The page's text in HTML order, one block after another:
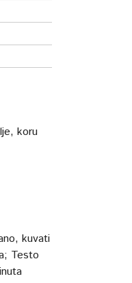
koru
kuvati
Testo